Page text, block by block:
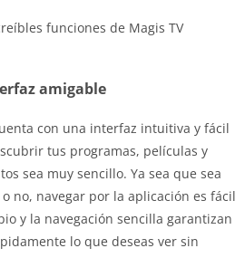
funciones de Magis TV
amigable
con una interfaz intuitiva y fácil
tus programas, películas y
sea muy sencillo. Ya sea que sea
no, navegar por la aplicación es fácil
y la navegación sencilla garantizan
lo que deseas ver sin